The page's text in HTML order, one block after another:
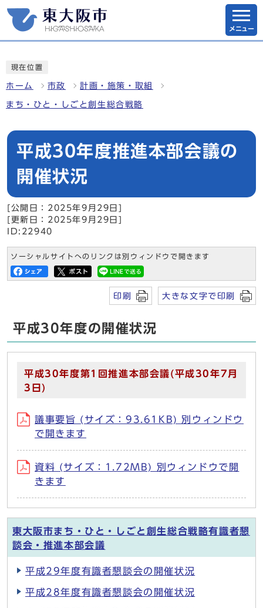
メニュー
現在位置
ホーム 市政 計画・施策・取組
まち・ひと・しごと創生総合戦略
平成30年度推進本部会議の
開催状況
[公開日：2025年9月29日]
[更新日：2025年9月29日]
ID:22940
ソーシャルサイトへのリンクは別ウィンドウで開きます
印刷 大きな文字で印刷
平成30年度の開催状況
平成30年度第1回推進本部会議(平成30年7月
3日)
議事要旨 (サイズ：93.61KB) 別ウィンドウ
で開きます
資料 (サイズ：1.72MB) 別ウィンドウで開
きます
東大阪市まち・ひと・しごと創生総合戦略有識者懇
談会・推進本部会議
平成29年度有識者懇談会の開催状況
平成28年度有識者懇談会の開催状況